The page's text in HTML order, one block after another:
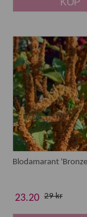
KÖP
Blodamarant
23.20 29 kr